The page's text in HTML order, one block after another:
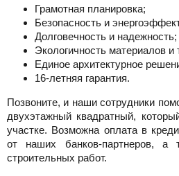
Грамотная планировка;
Безопасность и
Долговечность и надежность;
Экологичность материалов и
Единое архитектурное
16-летняя гарантия.
Позвоните, и наши сотрудники
двухэтажный квадратный,
участке. Возможна оплата в
от наших банков-партнеров, а
строительных работ.